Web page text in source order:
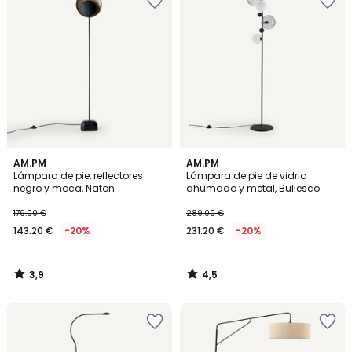
AM.PM
Lámpara de pie, reflectores
negro y moca, Naton
179.00 €
143.20 € -20%
3,9
/ 5
3,9
/
AM.PM
Lámpara de pie de vidrio
ahumado y metal, Bullesco
289.00 €
231.20 € -20%
4,5
/ 5
4,5
/